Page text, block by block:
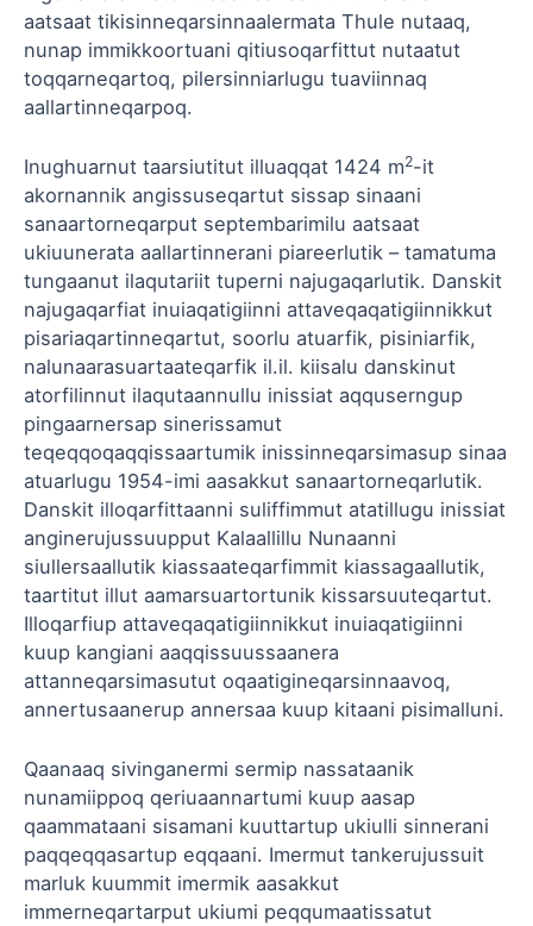
aatsaat tikisinneqarsinnaalermata Thule nutaaq,
nunap immikkoortuani qitiusoqarfittut nutaatut
toqqarneqartoq, pilersinniarlugu tuaviinnaq
aallartinneqarpoq.
Inughuarnut taarsiutitut illuaqqat 14­24 m2-it
akornannik angissuseqartut sissap sinaani
sanaartorneqarput septembarimilu aatsaat
ukiuunerata aallartinnerani piareerlutik – tamatuma
tungaanut ilaqutariit tuperni najugaqarlutik. Danskit
najugaqarfiat inuiaqatigiinni attaveqaqatigiinnikkut
pisariaqartinneqartut, soorlu atuarfik, pisiniarfik,
nalunaarasuartaateqarfik il.il. kiisalu danskinut
atorfilinnut ilaqutaannullu inissiat aqquserngup
pingaarnersap sinerissamut
teqeqqoqaqqissaartumik inissinneqarsimasup sinaa
atuarlugu 1954-imi aasakkut sanaartorneqarlutik.
Danskit illoqarfittaanni suliffimmut atatillugu inissiat
anginerujussuupput Kalaallillu Nunaanni
siullersaallutik kiassaateqarfimmit kiassagaallutik,
taartitut illut aamarsuartortunik kissarsuuteqartut.
Illoqarfiup attaveqaqatigiinnikkut inuiaqatigiinni
kuup kangiani aaqqissuussaanera
attanneqarsimasutut oqaatigineqarsinnaavoq,
annertusaanerup annersaa kuup kitaani pisimalluni.
Qaanaaq sivinganermi sermip nassataanik
nunamiippoq qeriuaannartumi kuup aasap
qaammataani sisamani kuuttartup ukiulli sinnerani
paqqeqqasartup eqqaani. Imermut tankerujussuit
marluk kuummit imermik aasakkut
immerneqartarput ukiumi peqqumaatissatut